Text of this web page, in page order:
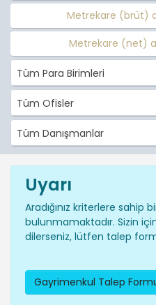
Metrekare (brüt)
Metrekare (net)
Tüm Para Birimleri
Tüm Ofisler
Tüm Danışmanlar
Uyarı
Aradığınız kriterlere sahip
bulunmamaktadır. Sizin
dilerseniz, lütfen talep
Gayrimenkul Talep